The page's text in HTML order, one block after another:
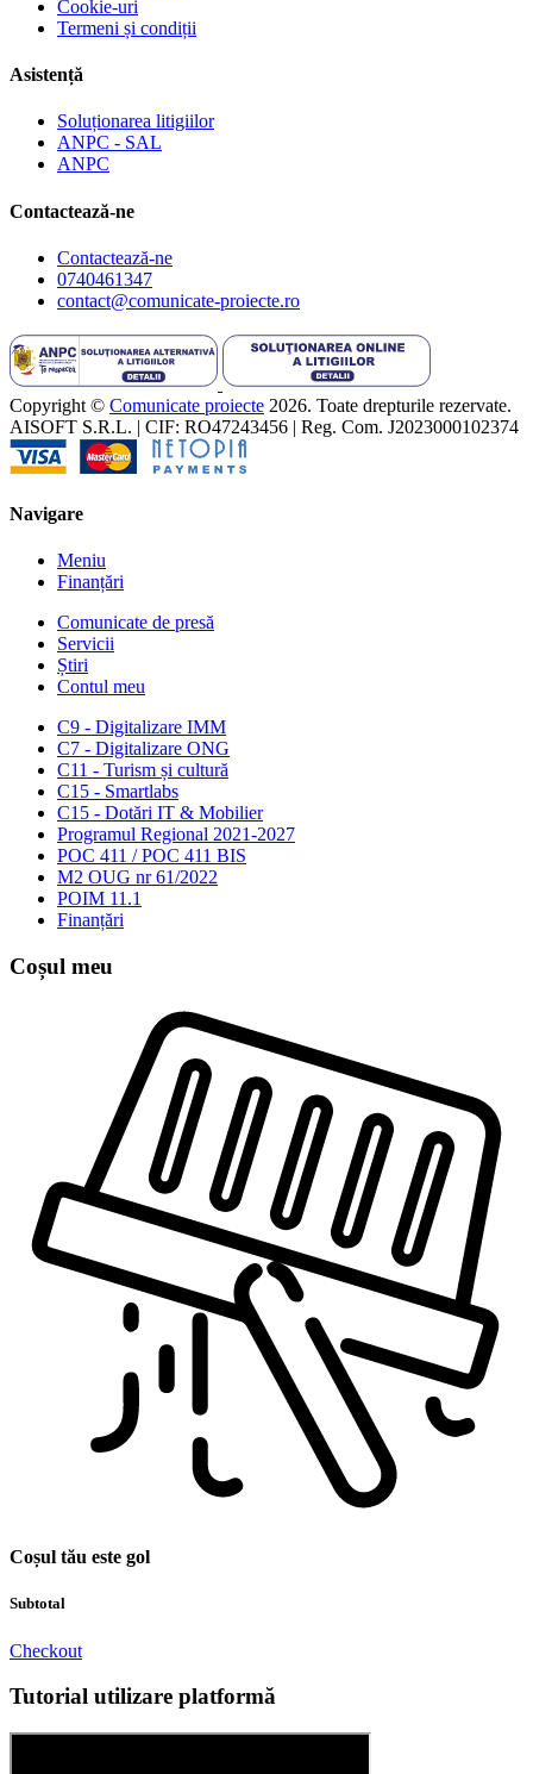
Cookie-uri
Termeni și condiții
Asistență
Soluționarea litigiilor
ANPC - SAL
ANPC
Contactează-ne
Contactează-ne
0740461347
contact@comunicate-proiecte.ro
Copyright © Comunicate proiecte 2026. Toate drepturile rezervate.
AISOFT S.R.L. | CIF: RO47243456 | Reg. Com. J2023000102374
Navigare
Meniu
Finanțări
Comunicate de presă
Servicii
Știri
Contul meu
C9 - Digitalizare IMM
C7 - Digitalizare ONG
C11 - Turism și cultură
C15 - Smartlabs
C15 - Dotări IT & Mobilier
Programul Regional 2021-2027
POC 411 / POC 411 BIS
M2 OUG nr 61/2022
POIM 11.1
Finanțări
Coșul meu
Coșul tău este gol
Subtotal
Checkout
Tutorial utilizare platformă